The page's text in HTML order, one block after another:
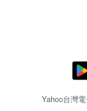
Yahoo台灣